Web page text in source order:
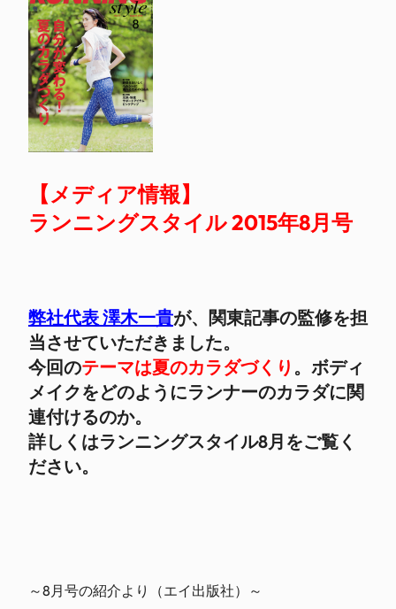
【メディア情報】
ランニングスタイル 2015年8月号
弊社代表 澤木一貴が、関東記事の監修を担
当させていただきました。
今回のテーマは夏のカラダづくり 。ボディ
メイクをどのようにランナーのカラダに関
連付けるのか。
詳しくはランニングスタイル8月をご覧く
ださい。
～8月号の紹介より（エイ出版社）～